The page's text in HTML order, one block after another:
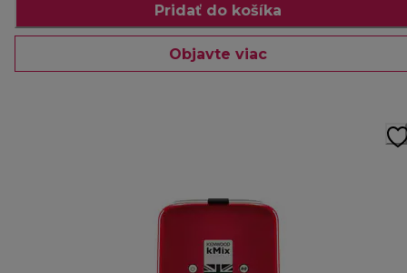
Pridať do košíka
Objavte viac